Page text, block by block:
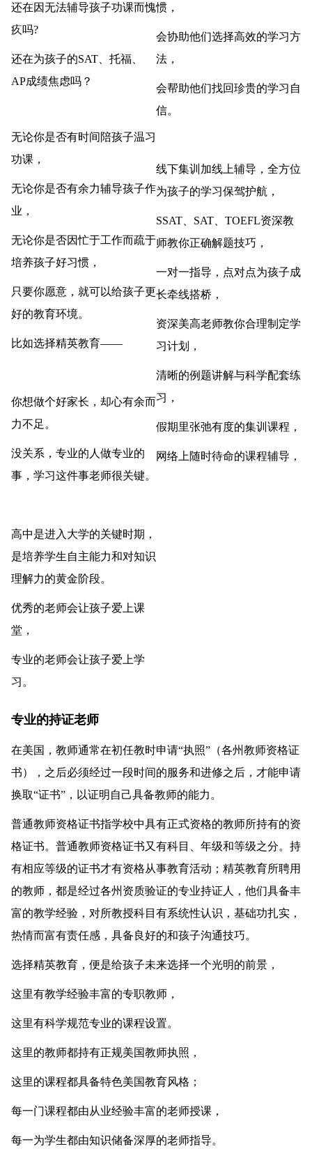
还在因无法辅导孩子功课而愧
疚吗?
还在为孩子的SAT、托福、
AP成绩焦虑吗？
无论你是否有时间陪孩子温习
功课，
无论你是否有余力辅导孩子作
业，
无论你是否因忙于工作而疏于
培养孩子好习惯，
只要你愿意，就可以给孩子更
好的教育环境。
比如选择精英教育——
你想做个好家长，却心有余而
力不足。
没关系，专业的人做专业的
事，学习这件事老师很关键。
高中是进入大学的关键时期，
是培养学生自主能力和对知识
理解力的黄金阶段。
优秀的老师会让孩子爱上课
堂，
专业的老师会让孩子爱上学
习。
惯，
会协助他们选择高效的学习方
法，
会帮助他们找回珍贵的学习自
信。
线下集训加线上辅导，全方位
为孩子的学习保驾护航，
SSAT、SAT、TOEFL资深教
师教你正确解题技巧，
一对一指导，点对点为孩子成
长牵线搭桥，
资深美高老师教你合理制定学
习计划，
清晰的例题讲解与科学配套练
习，
假期里张弛有度的集训课程，
网络上随时待命的课程辅导，
专业的持证老师
在美国，教师通常在初任教时申请“执照”（各州教师资格证
书），之后必须经过一段时间的服务和进修之后，才能申请
换取“证书”，以证明自己具备教师的能力。
普通教师资格证书指学校中具有正式资格的教师所持有的资
格证书。普通教师资格证书又有科目、年级和等级之分。持
有相应等级的证书才有资格从事教育活动；精英教育所聘用
的教师，都是经过各州资质验证的专业持证人，他们具备丰
富的教学经验，对所教授科目有系统性认识，基础功扎实，
热情而富有责任感，具备良好的和孩子沟通技巧。
选择精英教育，便是给孩子未来选择一个光明的前景，
这里有教学经验丰富的专职教师，
这里有科学规范专业的课程设置。
这里的教师都持有正规美国教师执照，
这里的课程都具备特色美国教育风格；
每一门课程都由从业经验丰富的老师授课，
每一为学生都由知识储备深厚的老师指导。